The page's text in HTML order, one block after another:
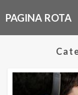
PAGINA ROTA